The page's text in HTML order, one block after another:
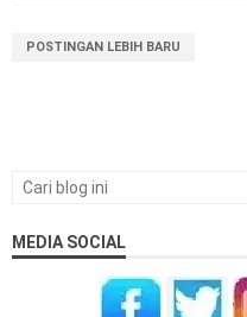
POSTINGAN LEBIH BARU
MEDIA SOCIAL